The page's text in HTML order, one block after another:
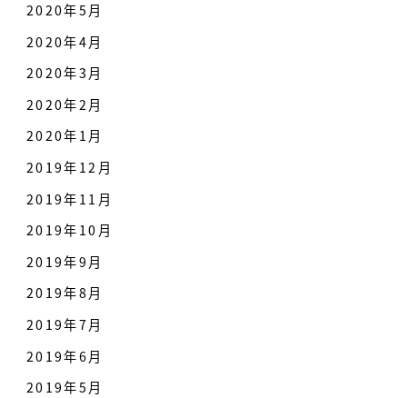
2020年5月
2020年4月
2020年3月
2020年2月
2020年1月
2019年12月
2019年11月
2019年10月
2019年9月
2019年8月
2019年7月
2019年6月
2019年5月